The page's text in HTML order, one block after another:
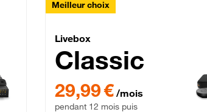
Lite Fibre
Meilleur choix
Livebox Classic
Livebox
Classic
29,99 € par mois pendant 12 mois
29,99 € /mois
pendant 12 mois puis